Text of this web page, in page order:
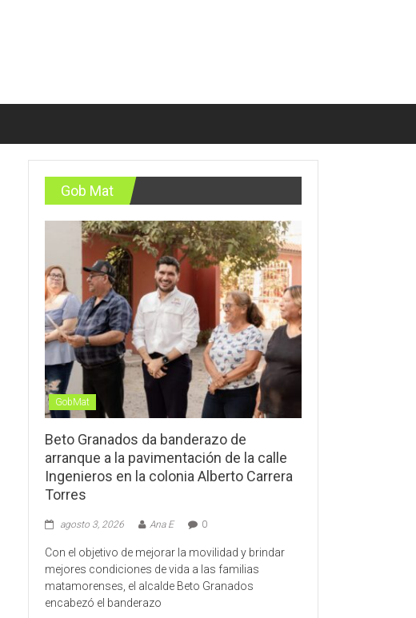
Gob Mat
GobMat
Beto Granados da banderazo de
arranque a la pavimentación de la calle
Ingenieros en la colonia Alberto Carrera
Torres
agosto 3, 2026 Ana E 0
Con el objetivo de mejorar la movilidad y brindar
mejores condiciones de vida a las familias
matamorenses, el alcalde Beto Granados
encabezó el banderazo